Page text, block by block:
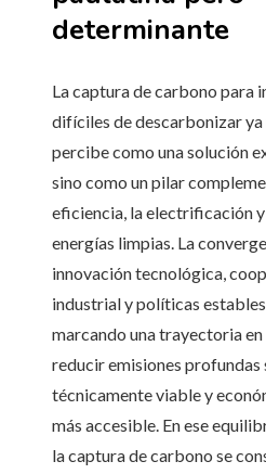
determinante
La captura de carbono para
difíciles de descarbonizar ya
percibe como una solución
sino como un pilar
eficiencia, la electrificación y
energías limpias. La
innovación tecnológica,
industrial y políticas
marcando una trayectoria en
reducir emisiones profundas
técnicamente viable y
más accesible. En ese
la captura de carbono se